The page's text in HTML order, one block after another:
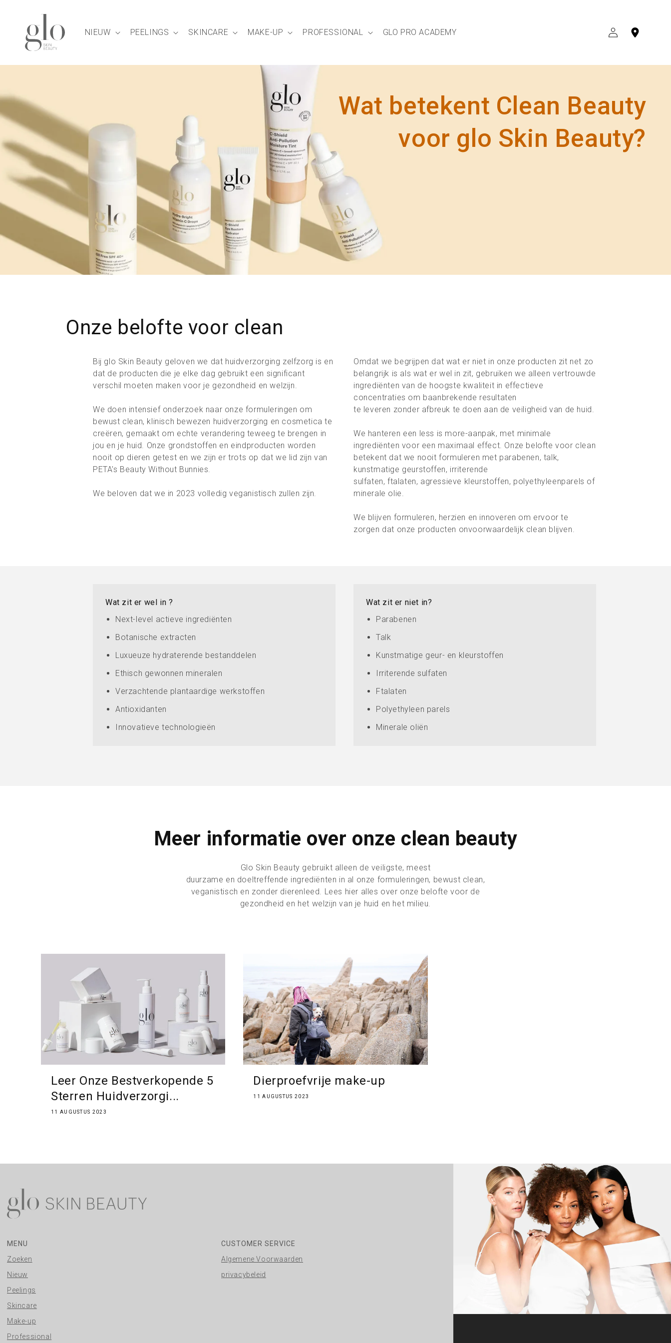
NIEUW PEELINGS SKINCARE MAKE-UP PROFESSIONAL GLO PRO ACADEMY INLOGGEN
Wat betekent Clean Beauty
voor glo Skin Beauty?
Onze belofte voor clean
Bij glo Skin Beauty geloven we dat huidverzorging zelfzorg is en
dat de producten die je elke dag gebruikt een significant
verschil moeten maken voor je gezondheid en welzijn.
We doen intensief onderzoek naar onze formuleringen om
bewust clean, klinisch bewezen huidverzorging en cosmetica te
creëren, gemaakt om echte verandering teweeg te brengen in
jou en je huid. Onze grondstoffen en eindproducten worden
nooit op dieren getest en we zijn er trots op dat we lid zijn van
PETA's Beauty Without Bunnies.
We beloven dat we in 2023 volledig veganistisch zullen zijn.
Omdat we begrijpen dat wat er niet in onze producten zit net zo
belangrijk is als wat er wel in zit, gebruiken we alleen vertrouwde
ingrediënten van de hoogste kwaliteit in effectieve
concentraties om baanbrekende resultaten
te leveren zonder afbreuk te doen aan de veiligheid van de huid.
We hanteren een less is more-aanpak, met minimale
ingrediënten voor een maximaal effect. Onze belofte voor clean
betekent dat we nooit formuleren met parabenen, talk,
kunstmatige geurstoffen, irriterende
sulfaten, ftalaten, agressieve kleurstoffen, polyethyleenparels of
minerale olie.
We blijven formuleren, herzien en innoveren om ervoor te
zorgen dat onze producten onvoorwaardelijk clean blijven.
Wat zit er wel in ?
Next-level actieve ingrediënten
Botanische extracten
Luxueuze hydraterende bestanddelen
Ethisch gewonnen mineralen
Verzachtende plantaardige werkstoffen
Antioxidanten
Innovatieve technologieën
Wat zit er niet in?
Parabenen
Talk
Kunstmatige geur- en kleurstoffen
Irriterende sulfaten
Ftalaten
Polyethyleen parels
Minerale oliën
Meer informatie over onze clean beauty
Glo Skin Beauty gebruikt alleen de veiligste, meest
duurzame en doeltreffende ingrediënten in al onze formuleringen, bewust clean,
veganistisch en zonder dierenleed. Lees hier alles over onze belofte voor de
gezondheid en het welzijn van je huid en het milieu.
Leer Onze Bestverkopende 5
Sterren Huidverzorgi...
11 AUGUSTUS 2023
Dierproefvrije make-up
11 AUGUSTUS 2023
MENU
Zoeken
Nieuw
Peelings
Skincare
Make-up
Professional
CUSTOMER SERVICE
Algemene Voorwaarden
privacybeleid